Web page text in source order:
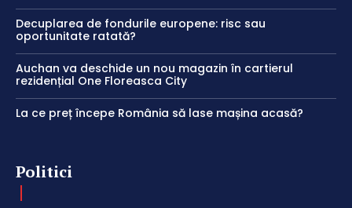
Decuplarea de fondurile europene: risc sau
oportunitate ratată?
Auchan va deschide un nou magazin în cartierul
rezidențial One Floreasca City
La ce preț începe România să lase mașina acasă?
Politici